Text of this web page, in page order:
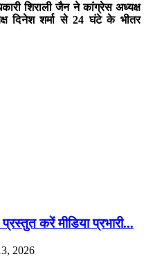
शिराली जैन ने कांग्रेस अध्यक्ष
दिनेश शर्मा से 24 घंटे के भीतर
करें मीडिया प्रभारी...
2026